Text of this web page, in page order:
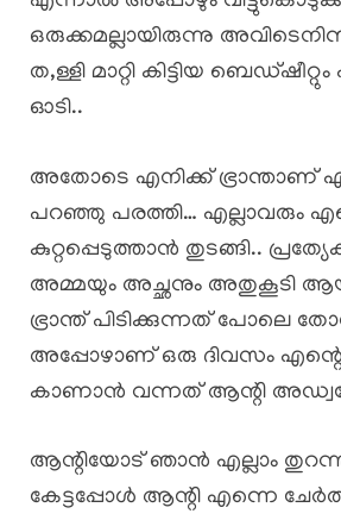
ഒരുക്കമല്ലായിരുന്നു
ത,ള്ളി മാറ്റി കിട്ടിയ
ഓടി..
അതോടെ എനിക്ക് ഭ്രാന്താണ്
പറഞ്ഞു പരത്തി… എല്ലാവരും
കുറ്റപ്പെടുത്താൻ തുടങ്ങി..
അമ്മയും അച്ഛനും അതുകൂടി
ഭ്രാന്ത് പിടിക്കുന്നത് പോലെ
അപ്പോഴാണ് ഒരു ദിവസം
കാണാൻ വന്നത് ആന്റി
ആന്റിയോട് ഞാൻ എല്ലാം
കേട്ടപ്പോൾ ആന്റി എന്നെ